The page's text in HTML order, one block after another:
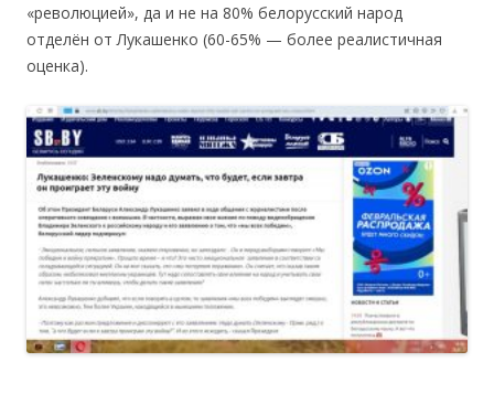
«революцией», да и не на 80% белоруcский народ
отделён от Лукашенко (60-65% — более реалиcтичная
оценка).